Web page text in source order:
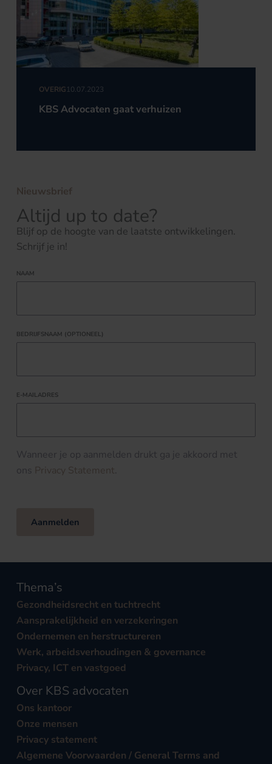
OVERIG10.07.2023
KBS Advocaten gaat verhuizen
Nieuwsbrief
Altijd up to date?
Blijf op de hoogte van de laatste ontwikkelingen.
Schrijf je in!
NAAM
BEDRIJFSNAAM (OPTIONEEL)
E-MAILADRES
Wanneer je op aanmelden drukt ga je akkoord met
ons Privacy Statement.
Aanmelden
Thema’s
Gezondheidsrecht en tuchtrecht
Aansprakelijkheid en verzekeringen
Ondernemen en herstructureren
Werk, arbeidsverhoudingen & governance
Privacy, ICT en vastgoed
Over KBS advocaten
Ons kantoor
Onze mensen
Privacy statement
Algemene Voorwaarden / General Terms and